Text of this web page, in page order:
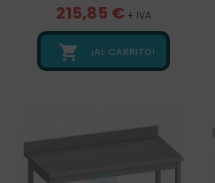
215,85 € + IVA
 ¡AL CARRITO!